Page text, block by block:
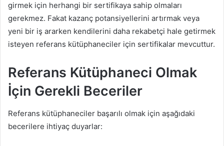
girmek için herhangi bir sertifikaya sahip olmaları
gerekmez. Fakat kazanç potansiyellerini artırmak veya
yeni bir iş ararken kendilerini daha rekabetçi hale getirmek
isteyen referans kütüphaneciler için sertifikalar mevcuttur.
Referans Kütüphaneci Olmak
İçin Gerekli Beceriler
Referans kütüphaneciler başarılı olmak için aşağıdaki
becerilere ihtiyaç duyarlar: